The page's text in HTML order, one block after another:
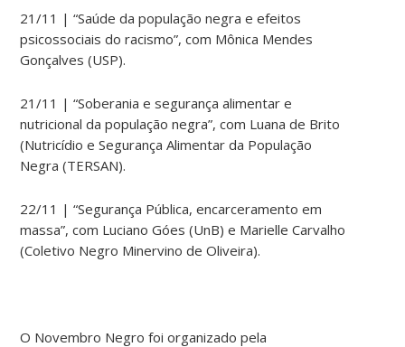
21/11 |“Saúde da população negra e efeitos
psicossociais do racismo”, com Mônica Mendes
Gonçalves (USP).
21/11 | “Soberania e segurança alimentar e
nutricional da população negra”, com Luana de Brito
(Nutricídio e Segurança Alimentar da População
Negra (TERSAN).
22/11 |“Segurança Pública, encarceramento em
massa”, com Luciano Góes (UnB) e Marielle Carvalho
(Coletivo Negro Minervino de Oliveira).
O Novembro Negro foi organizado pela